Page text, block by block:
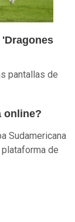
pantallas de
online?
Sudamericana
de